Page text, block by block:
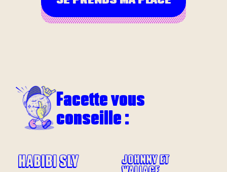
Facette vous
conseille :
HABIBI SLY JOHNNY ET